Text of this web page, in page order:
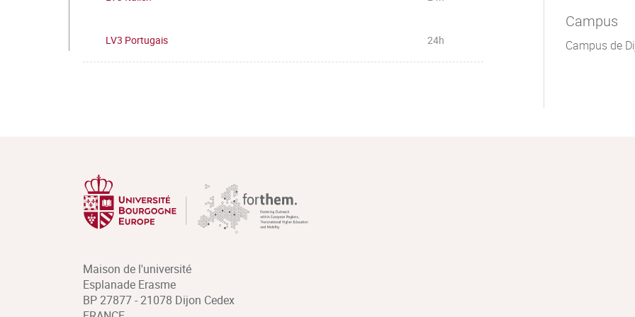
LV3 Portugais 24h
Campus
Campus de
Maison de l'université
Esplanade Erasme
BP 27877 - 21078 Dijon Cedex